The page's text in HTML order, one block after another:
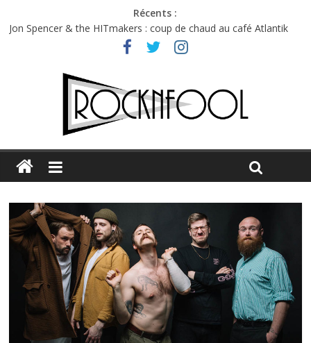
Récents :
Jon Spencer & the HITmakers : coup de chaud au café Atlantik
Hellfest 2026 vendredi : température et émotions en hausse
Hellfest 2026 jeudi : impossible de choisir entre chaleur et bonne
Première édition du Midgard Festival : entre bière, métal et
Charlie Puth à l’Olympia : la leçon de pop du Professeur Puth